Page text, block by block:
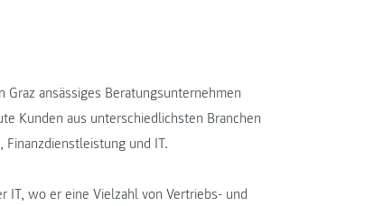
ansässiges Beratungsunternehmen
Kunden aus unterschiedlichsten Branchen
und IT.
IT, wo er eine Vielzahl von Vertriebs- und